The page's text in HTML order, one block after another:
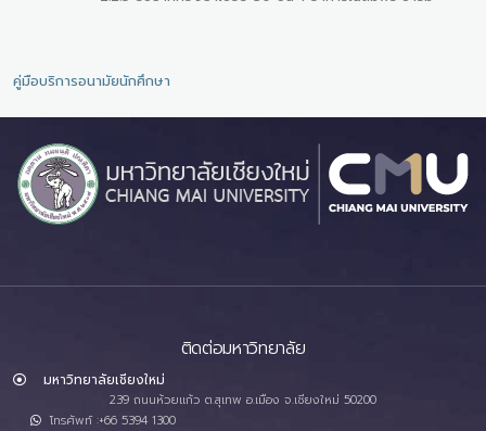
คู่มือบริการอนามัยนักศึกษา
ติดต่อมหาวิทยาลัย
มหาวิทยาลัยเชียงใหม่
239 ถนนห้วยแก้ว ต.สุเทพ อ.เมือง จ.เชียงใหม่ 50200
โทรศัพท์ :+66 5394 1300